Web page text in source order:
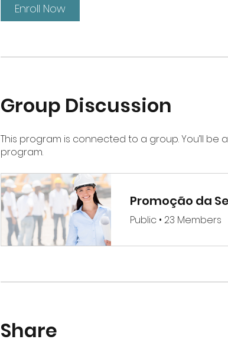
Enroll Now
Group Discussion
This program is connected to a group. You’ll be
program.
Promoção da
Public • 23 Members
Share